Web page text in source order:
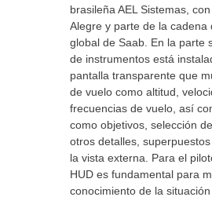
brasileña AEL Sistemas,
Alegre y parte de la cadena
global de Saab. En la parte
de instrumentos está
pantalla transparente que
de vuelo como altitud,
frecuencias de vuelo, así
como objetivos, selección
otros detalles,
la vista externa. Para el
HUD es fundamental para
conocimiento de la situación